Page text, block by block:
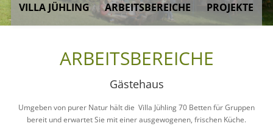
VILLA JÜHLING ARBEITSBEREICHE PROJEKTE
ARBEITSBEREICHE
Gästehaus
Umgeben von purer Natur hält die Villa Jühling 70 Betten für Gruppen
bereit und erwartet Sie mit einer ausgewogenen, frischen Küche.